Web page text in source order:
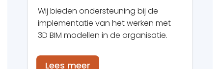
Wij bieden ondersteuning bij de
implementatie van het werken met
3D BIM modellen in de organisatie.
Lees meer